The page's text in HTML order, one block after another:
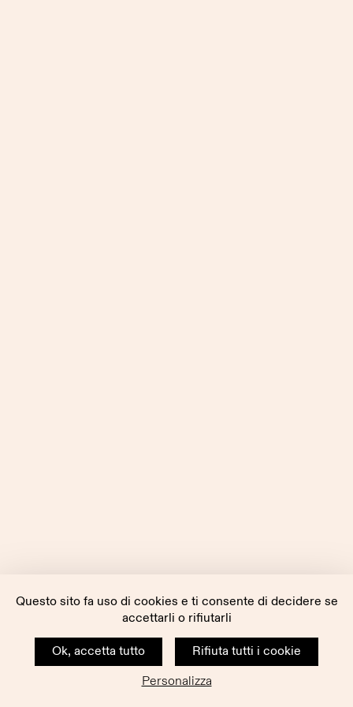
Questo sito fa uso di cookies e ti consente di decidere se
accettarli o rifiutarli
Ok, accetta tutto
Rifiuta tutti i cookie
Personalizza